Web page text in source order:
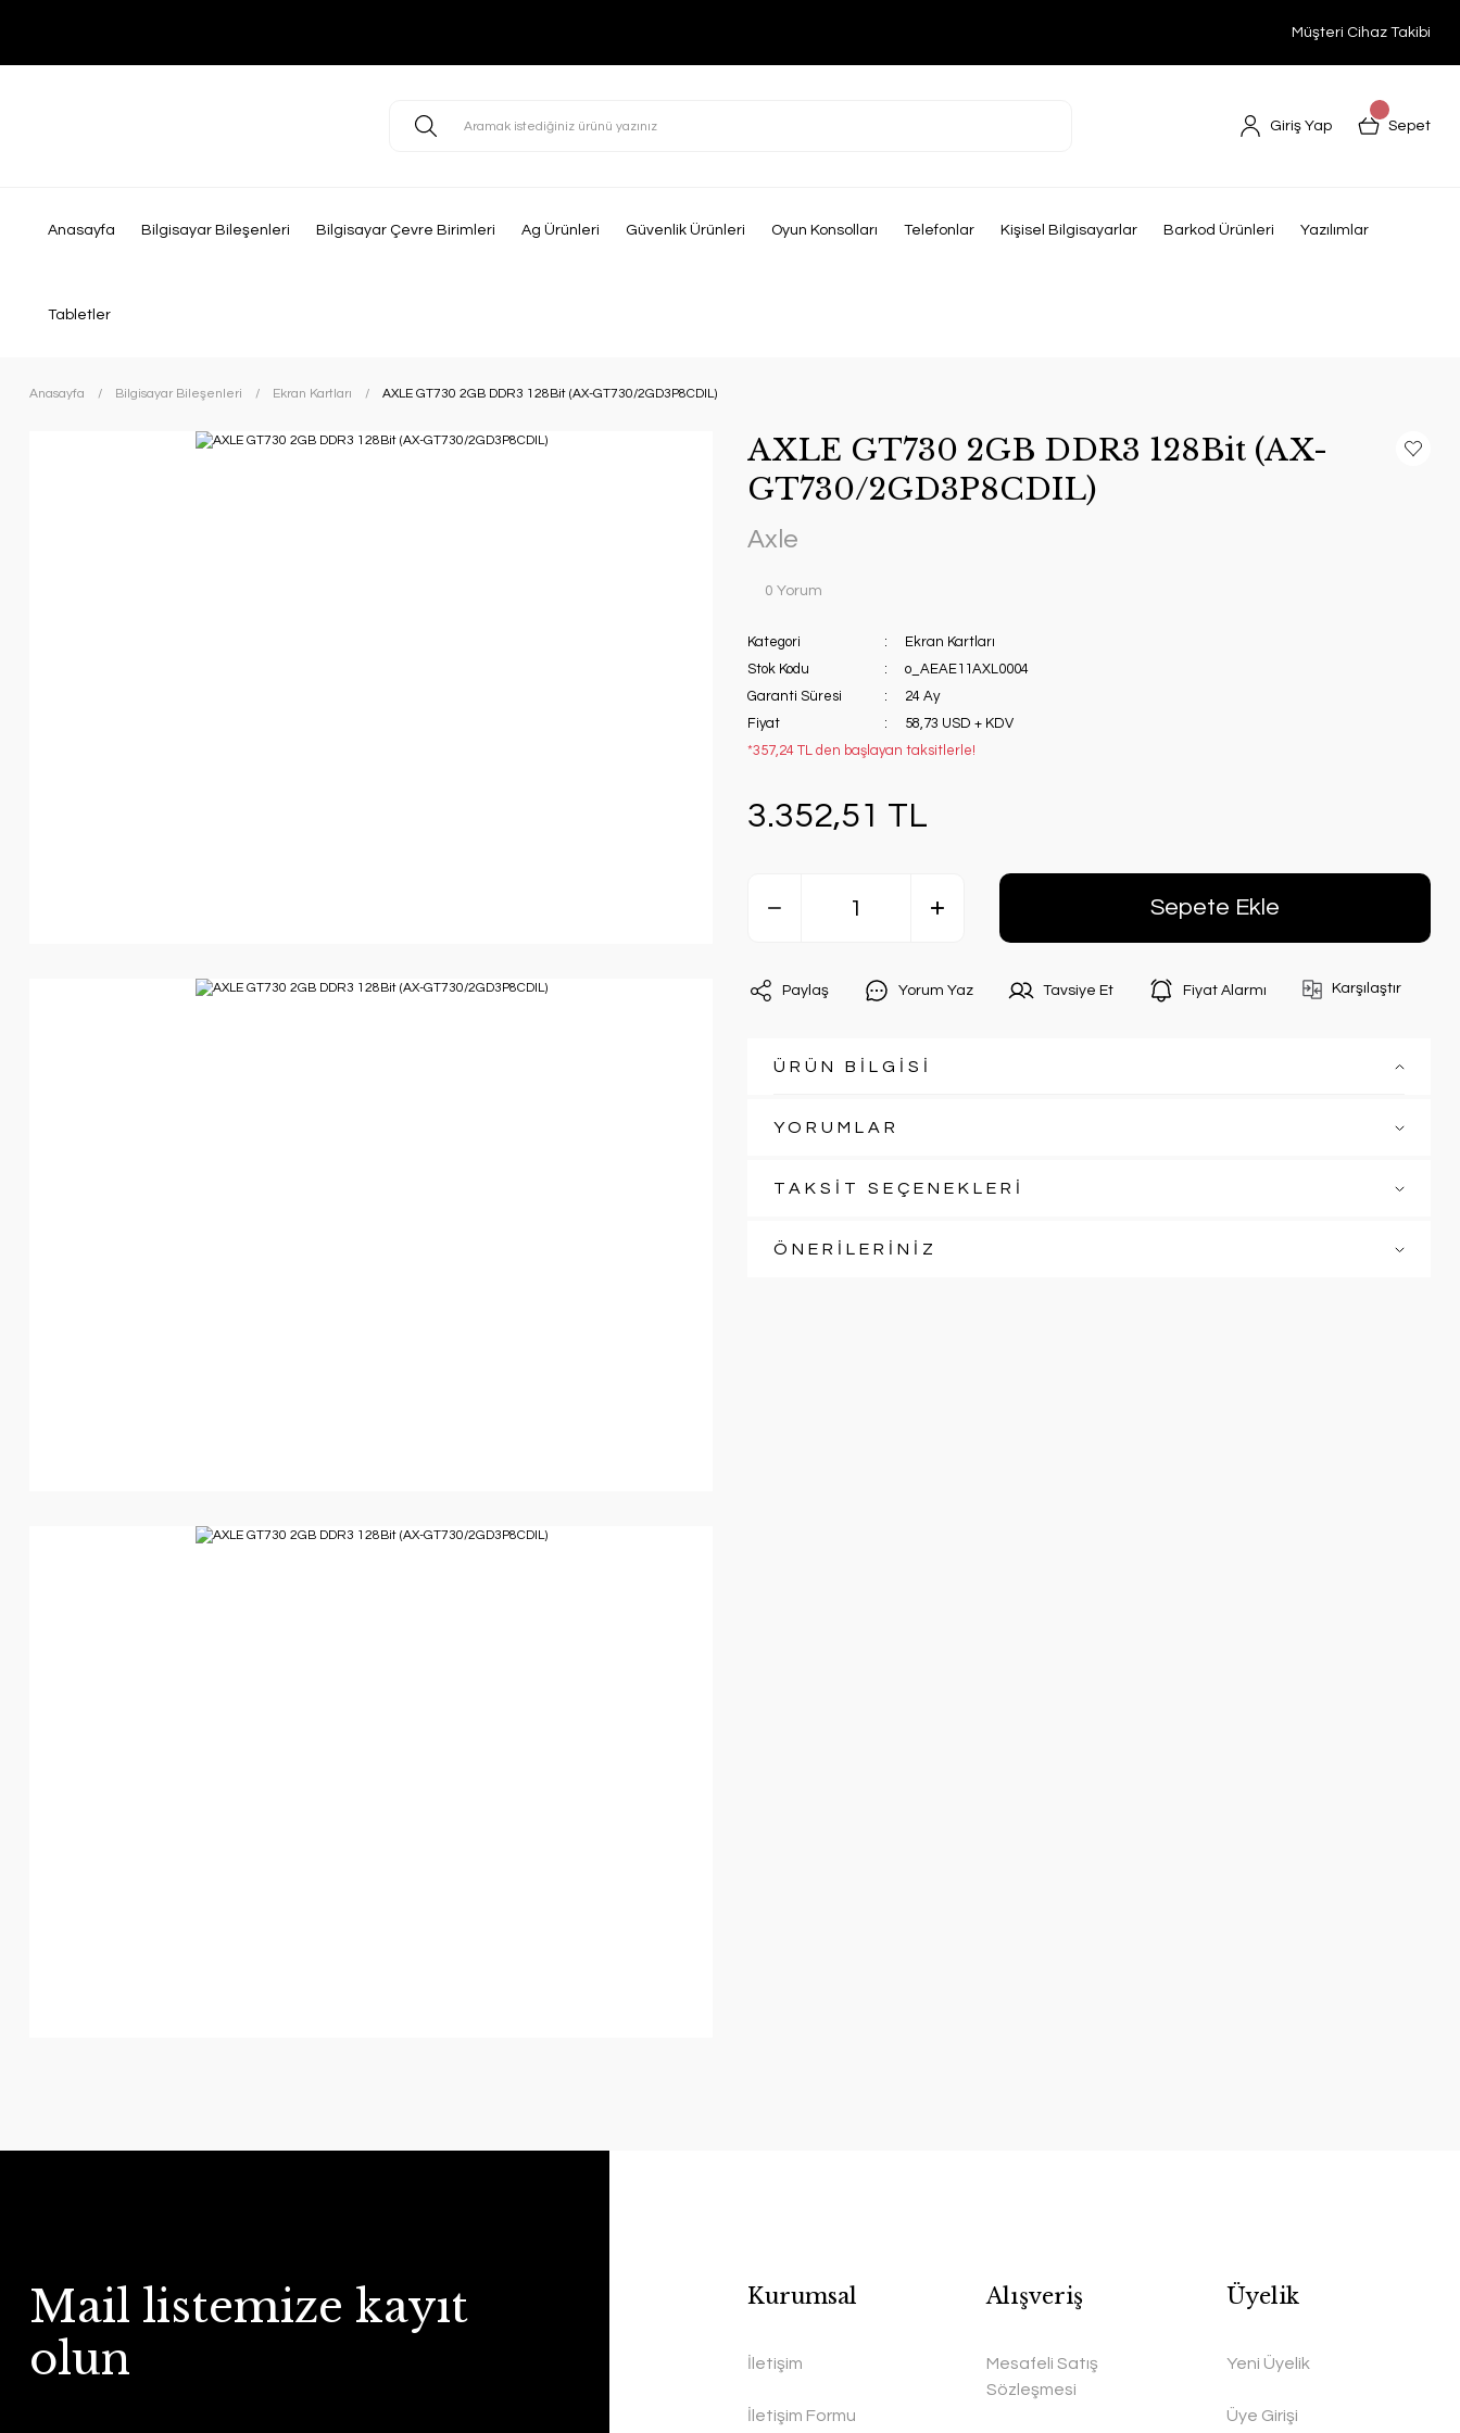
Müşteri Cihaz Takibi
Giriş Yap Sepet
Anasayfa Bilgisayar Bileşenleri Bilgisayar Çevre Birimleri Ag Ürünleri Güvenlik Ürünleri Oyun Konsolları Telefonlar Kişisel Bilgisayarlar Barkod Ürünleri Yazılımlar
Tabletler
Anasayfa Bilgisayar Bileşenleri Ekran Kartları AXLE GT730 2GB DDR3 128Bit (AX-GT730/2GD3P8CDIL)
AXLE GT730 2GB DDR3 128Bit (AX-
GT730/2GD3P8CDIL)
Axle
0 Yorum
Kategori
Ekran Kartları
Stok Kodu
o_AEAE11AXL0004
Garanti Süresi
24 Ay
Fiyat
58,73 USD + KDV
*357,24 TL den başlayan taksitlerle!
3.352,51 TL
Sepete Ekle
Paylaş Yorum Yaz Tavsiye Et Fiyat Alarmı Karşılaştır
ÜRÜN BİLGİSİ
YORUMLAR
TAKSİT SEÇENEKLERİ
ÖNERİLERİNİZ
Mail listemize kayıt
olun
Kurumsal
İletişim
İletişim Formu
Alışveriş
Mesafeli Satış
Sözleşmesi
Üyelik
Yeni Üyelik
Üye Girişi